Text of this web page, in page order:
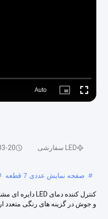
Auto
Picture- Fullscreen
LED سفارشی 20
# صفحه نمایش عددی 7 قطعه
و جوش در گزینه های رنگی متعدد